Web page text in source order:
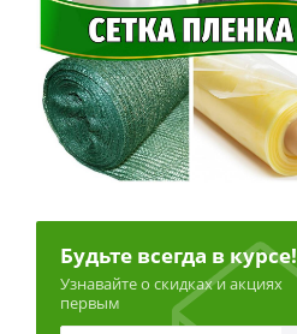
Будьте всегда в курсе!
Узнавайте о скидках и акциях
первым